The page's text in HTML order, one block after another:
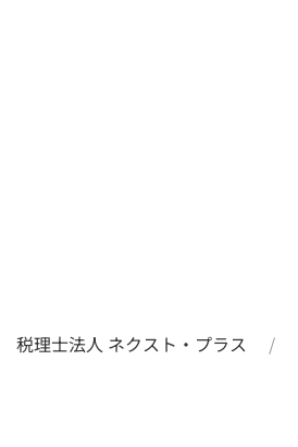
税理士法人 ネクスト・プラス